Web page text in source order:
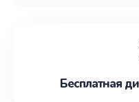
Бесплатная